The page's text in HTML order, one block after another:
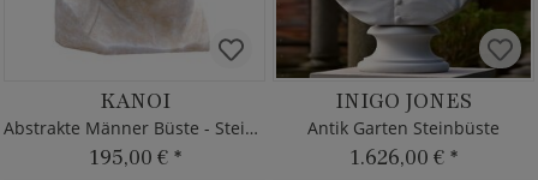
KANOI
Abstrakte Männer Büste - Steinguss
195,00 € *
INIGO JONES
Antik Garten Steinbüste
1.626,00 € *